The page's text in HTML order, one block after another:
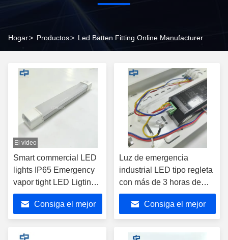
Hogar> Productos> Led Batten Fitting Online Manufacturer
El video
Smart commercial LED
lights IP65 Emergency
vapor tight LED Ligting
Fixture 1500mm LED
Batten Light Fitting For
Industrial Lighting
Consiga el mejor
Luz de emergencia
industrial LED tipo regleta
con más de 3 horas de
duración. Luminaria lineal
LED IP20 para instalación
colgante, luminarias para
Consiga el mejor